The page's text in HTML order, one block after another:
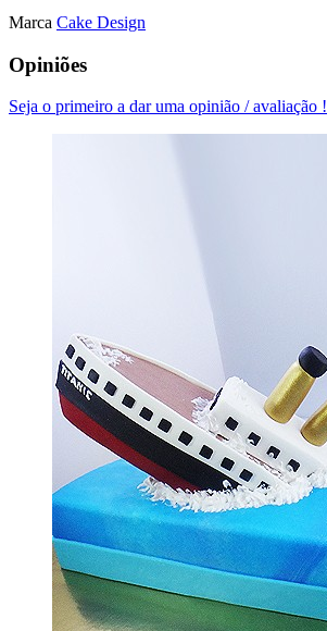
Marca Cake Design
Opiniões
Seja o primeiro a dar uma opinião / avaliação !